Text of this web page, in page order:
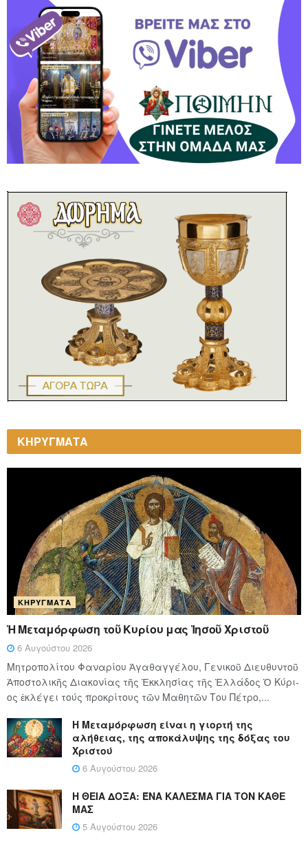
ΚΗΡΥΓΜΑΤΑ
ΚΗΡΎΓΜΑΤΑ
Ἡ Μεταμόρφωση τοῦ Κυρίου μας Ἰησοῦ Χριστοῦ
6 Αυγούστου 2026
Μητροπολίτου Φαναρίου Ἀγαθαγγέλου, Γενικοῦ Διευθυντοῦ
Ἀποστολικῆς Διακονίας τῆς Ἐκκλησίας τῆς Ἑλλάδος Ὁ Κύ­ρι­
ος ἐκλέγει τούς προ­κρί­τους τῶν Μα­θη­τῶν Του Πέ­τρο,...
Η Μεταμόρφωση είναι η γιορτή της
αλήθειας, της αποκάλυψης της δόξας του
Χριστού
6 Αυγούστου 2026
Η ΘΕΙΑ ΔΟΞΑ: ΈΝΑ ΚΑΛΕΣΜΑ ΓΙΑ ΤΟΝ ΚΑΘΕ
ΜΑΣ
5 Αυγούστου 2026